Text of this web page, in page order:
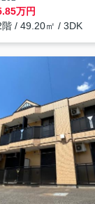
万円
階 / 49.20㎡ / 3DK